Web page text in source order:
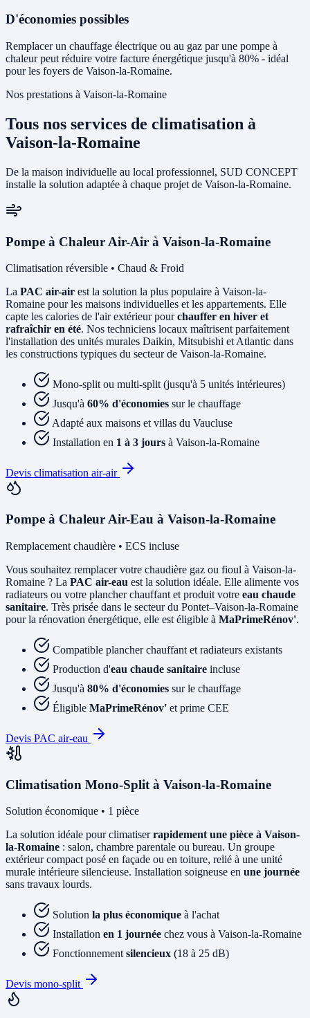
D'économies possibles
Remplacer un chauffage électrique ou au gaz par une pompe à
chaleur peut réduire votre facture énergétique jusqu'à 80% - idéal
pour les foyers de Vaison-la-Romaine.
Nos prestations à Vaison-la-Romaine
Tous nos services de climatisation à
Vaison-la-Romaine
De la maison individuelle au local professionnel, SUD CONCEPT
installe la solution adaptée à chaque projet de Vaison-la-Romaine.
Pompe à Chaleur Air-Air à Vaison-la-Romaine
Climatisation réversible • Chaud & Froid
La PAC air-air est la solution la plus populaire à Vaison-la-
Romaine pour les maisons individuelles et les appartements. Elle
capte les calories de l'air extérieur pourchauffer en hiver et
rafraîchir en été. Nos techniciens locaux maîtrisent parfaitement
l'installation des unités murales Daikin, Mitsubishi et Atlantic dans
les constructions typiques du secteur de Vaison-la-Romaine.
Mono-split ou multi-split (jusqu'à 5 unités intérieures)
Jusqu'à 60% d'économies sur le chauffage
Adapté aux maisons et villas du Vaucluse
Installation en 1 à 3 jours à Vaison-la-Romaine
Devis climatisation air-air
Pompe à Chaleur Air-Eau à Vaison-la-Romaine
Remplacement chaudière • ECS incluse
Vous souhaitez remplacer votre chaudière gaz ou fioul à Vaison-la-
Romaine ? La PAC air-eau est la solution idéale. Elle alimente vos
radiateurs ou votre plancher chauffant et produit votre eau chaude
sanitaire. Très prisée dans le secteur du Pontet–Vaison-la-Romaine
pour la rénovation énergétique, elle est éligible à MaPrimeRénov'.
Compatible plancher chauffant et radiateurs existants
Production d'eau chaude sanitaire incluse
Jusqu'à 80% d'économies sur le chauffage
Éligible MaPrimeRénov' et prime CEE
Devis PAC air-eau
Climatisation Mono-Split à Vaison-la-Romaine
Solution économique • 1 pièce
La solution idéale pour climatiserrapidement une pièce à Vaison-
la-Romaine : salon, chambre parentale ou bureau. Un groupe
extérieur compact posé en façade ou en toiture, relié à une unité
murale intérieure silencieuse. Installation soigneuse en une journée
sans travaux lourds.
Solution la plus économique à l'achat
Installation en 1 journée chez vous à Vaison-la-Romaine
Fonctionnement silencieux (18 à 25 dB)
Devis mono-split